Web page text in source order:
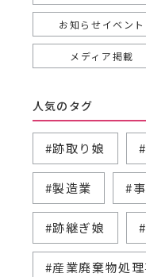
お知らせイベント
メディア掲載
人気のタグ
#跡取り娘
#製造業 #
#跡継ぎ娘
#産業廃棄物処